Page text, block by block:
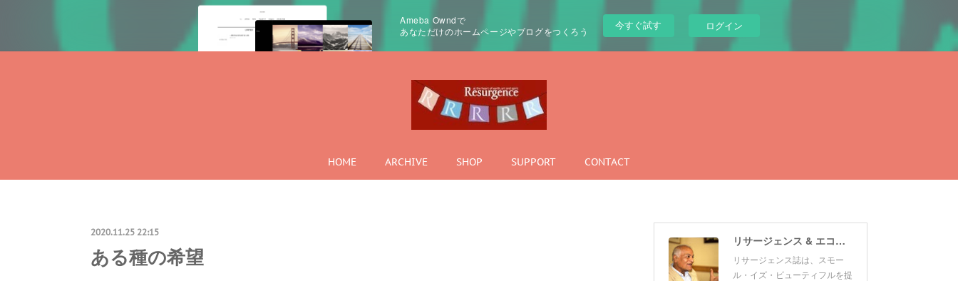
Ameba Owndで
あなただけのホームページやブログをつくろう
今すぐ試す ログイン
HOME ARCHIVE SHOP SUPPORT CONTACT
2020.11.25 22:15
ある種の希望
リサージェンス & エコロジスト 日本版
リサージェンス誌は、スモー
ル・イズ・ビューティフルを提